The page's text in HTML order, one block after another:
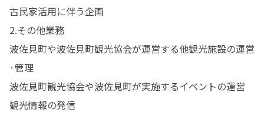
古民家活用に伴う企画
2.その他業務
波佐見町や波佐見町観光協会が運営する他観光施設の運営
·管理
波佐見町観光協会や波佐見町が実施するイベントの運営
観光情報の発信